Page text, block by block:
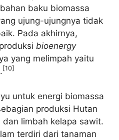
baku biomassa
ujung-ujungnya tidak
Pada akhirnya,
bioenergy
yang melimpah yaitu
[10]
untuk energi biomassa
produksi Hutan
dan limbah kelapa sawit.
terdiri dari tanaman